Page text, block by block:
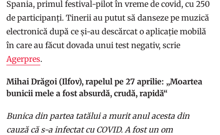
Spania, primul festival-pilot în vreme de covid, cu 250
de participanți. Tinerii au putut să danseze pe muzică
electronică după ce și-au descărcat o aplicație mobilă
în care au făcut dovada unui test negativ, scrie
Agerpres.
Mihai Drăgoi (Ilfov), rapelul pe 27 aprilie: „Moartea
bunicii mele a fost absurdă, crudă, rapidă“
Bunica din partea tatălui a murit anul acesta din
cauză că s-a infectat cu COVID. A fost un om